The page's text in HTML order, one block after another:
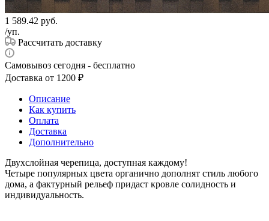
1 589.42 руб.
/уп.
Рассчитать доставку
Самовывоз сегодня - бесплатно
Доставка от 1200 ₽
Описание
Как купить
Оплата
Доставка
Дополнительно
Двухслойная черепица, доступная каждому!
Четыре популярных цвета органично дополнят стиль любого
дома, а фактурный рельеф придаст кровле солидность и
индивидуальность.